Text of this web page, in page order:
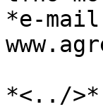
*e-
*<../>*